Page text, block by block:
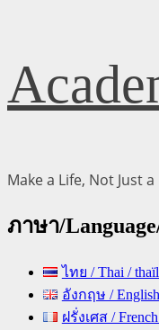
Skip
to
content
Make a Life, Not Just a
ภาษา/
ไทย / Thai /
อังกฤษ / English
ฝรั่งเศส /